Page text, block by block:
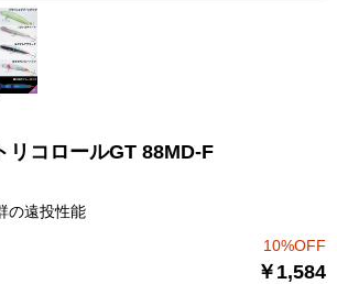
リコロールGT 88MD-F
の遠投性能
10%OFF
￥1,584